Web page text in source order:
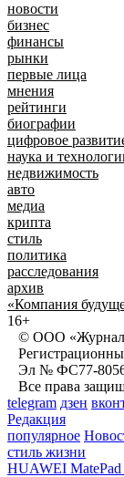
новости
бизнес
финансы
рынки
первые лица
мнения
рейтинги
биографии
цифровое
наука и
недвижимость
авто
медиа
крипта
стиль
политика
расследования
архив
«Компания
16+
© ООО «Журнал
Эл № ФС77-
Все права
telegram дзен
Редакция
популярное
стиль жизни
HUAWEI MatePad